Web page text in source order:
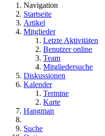
Navigation
Startseite
Artikel
Mitglieder
Letzte Aktivitäten
Benutzer online
Team
Mitgliedersuche
Diskussionen
Kalender
Termine
Karte
Hangman
Suche